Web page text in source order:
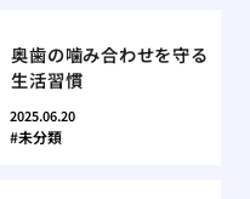
奥歯の噛み合わせを守る
生活習慣
2025.06.20
未分類